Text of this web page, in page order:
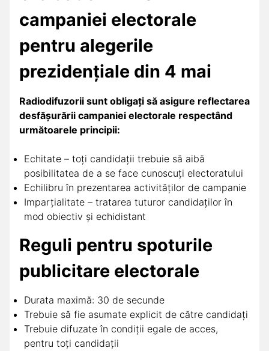
campaniei electorale
pentru alegerile
prezidenţiale din 4 mai
Radiodifuzorii sunt obligați să asigure reflectarea
desfășurării campaniei electorale respectând
următoarele principii:
Echitate – toți candidații trebuie să aibă
posibilitatea de a se face cunoscuți electoratului
Echilibru în prezentarea activităților de campanie
Imparțialitate – tratarea tuturor candidaților în
mod obiectiv și echidistant
Reguli pentru spoturile
publicitare electorale
Durata maximă: 30 de secunde
Trebuie să fie asumate explicit de către candidați
Trebuie difuzate în condiții egale de acces,
pentru toți candidații